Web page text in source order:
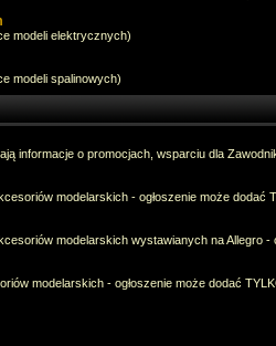
modeli elektrycznych)
modeli spalinowych)
informacje o promocjach, wsparciu dla
modelarskich - ogłoszenie może dodać
modelarskich wystawianych na Allegro
modelarskich - ogłoszenie może dodać